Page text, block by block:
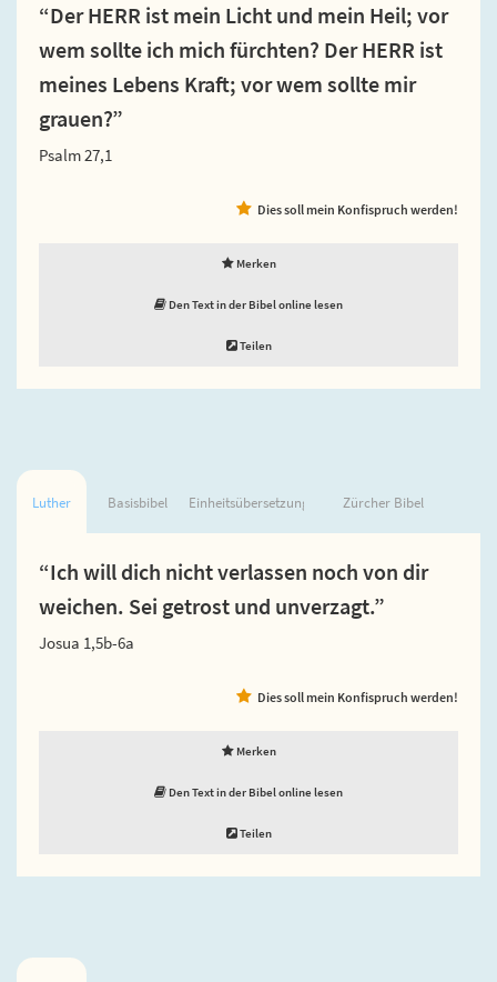
“Der HERR ist mein Licht und mein Heil; vor
wem sollte ich mich fürchten? Der HERR ist
meines Lebens Kraft; vor wem sollte mir
grauen?”
Psalm 27,1
Dies soll mein Konfispruch werden!
Merken
Den Text in der Bibel online lesen
Teilen
Luther Basisbibel Einheitsübersetzung Zürcher Bibel
“Ich will dich nicht verlassen noch von dir
weichen. Sei getrost und unverzagt.”
Josua 1,5b-6a
Dies soll mein Konfispruch werden!
Merken
Den Text in der Bibel online lesen
Teilen